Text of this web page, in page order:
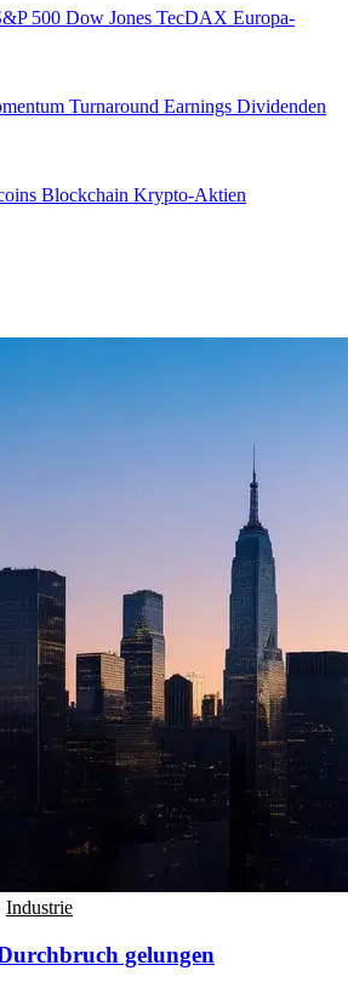
500 Dow Jones TecDAX Europa-
Turnaround Earnings Dividenden
Blockchain Krypto-Aktien
Industrie
gelungen